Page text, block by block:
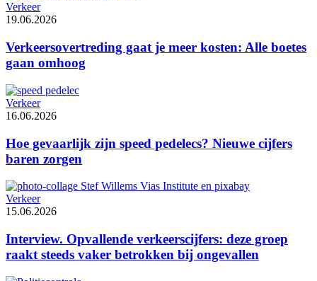
Verkeer
19.06.2026
Verkeersovertreding gaat je meer kosten: Alle boetes
gaan omhoog
Verkeer
16.06.2026
Hoe gevaarlijk zijn speed pedelecs? Nieuwe cijfers
baren zorgen
Verkeer
15.06.2026
Interview. Opvallende verkeerscijfers: deze groep
raakt steeds vaker betrokken bij ongevallen